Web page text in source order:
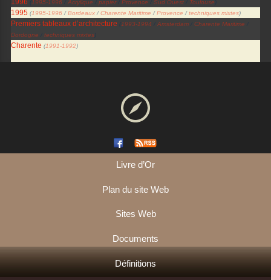
1996 (1995-1996 /Acrylique /papier/Provence /Sud Ouest Toulouse)
1995 (1995-1996 /Bordeaux /Charente Maritime /Provence /techniques mixtes)
Premiers tableaux d’architecture (1993-1994 /Amsterdam /Charente Maritime
Dordogne
/techniques mixtes)
Charente (1991-1992)
Livre d’Or
Plan du site Web
Sites Web
Documents
Définitions